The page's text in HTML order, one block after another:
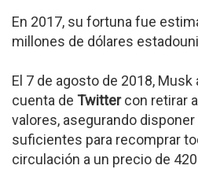
En 2017, su fortuna fue
millones de dólares
El 7 de agosto de 2018,
cuenta de Twittercon retirar
valores, asegurando
suficientes para recomprar
circulación a un precio de